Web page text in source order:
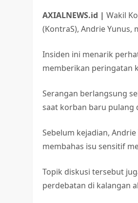
AXIALNEWS.id | Wakil
(KontraS), Andrie Yunus,
Insiden ini menarik
memberikan peringatan
Serangan berlangsung
saat korban baru pulang
Sebelum kejadian,
membahas isu sensitif
Topik diskusi tersebut
perdebatan di kalangan